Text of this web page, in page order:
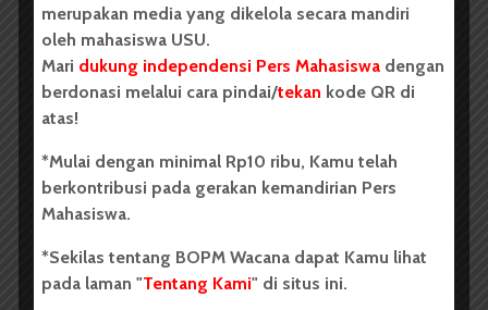
bernama Mr. Glass.
Topi itu tak pernah digunakan, itulah alasan kenapa
tak ditemukan sedikitpun sisa helai rambut. Pecahan
kaca yang ada di penyimpanan yang lokasinya tinggi
juga perbuatan James sat ia melakukan juggling
dengan gelas.
Pisau yang diujungnya juga terdapat sedikit darah juga
cocok dengan darah James, yang setelah diperiksa
terdapat bekas sayatan di dadanya.
Jadi apa yang sebenarnya terjadi? James adalah
merupakan media yang dikelola secara mandiri
oleh mahasiswa USU.
Mari dukung independensi Pers Mahasiswa dengan
berdonasi melalui cara pindai/tekan kode QR di
atas!
*Mulai dengan minimal Rp10 ribu, Kamu telah
berkontribusi pada gerakan kemandirian Pers
Mahasiswa.
*Sekilas tentang BOPM Wacana dapat Kamu lihat
pada laman "Tentang Kami" di situs ini.